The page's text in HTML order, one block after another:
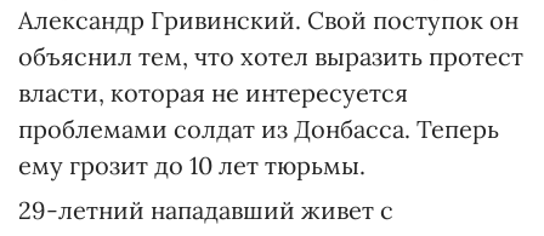
Александр Гривинский. Свой поступок он
объяснил тем, что хотел выразить протест
власти, которая не интересуется
проблемами солдат из Донбасса. Теперь
ему грозит до 10 лет тюрьмы.
29-летний нападавший живет с